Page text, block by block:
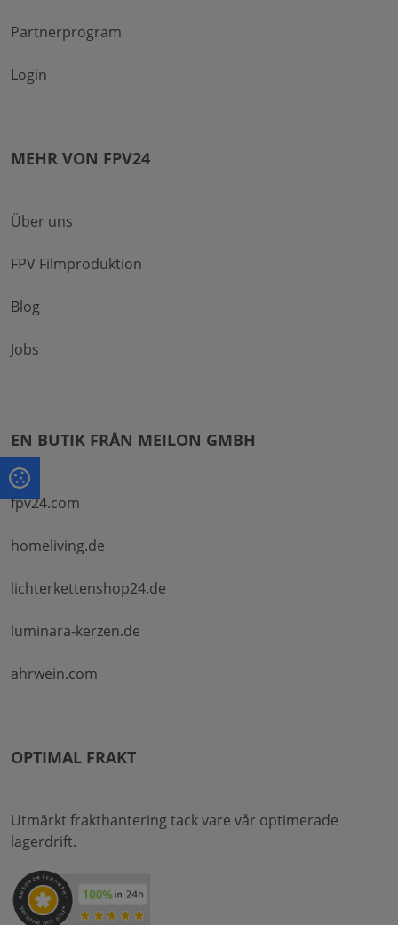
Partnerprogram
Login
MEHR VON FPV24
Über uns
FPV Filmproduktion
Blog
Jobs
EN BUTIK FRÅN MEILON GMBH
fpv24.com
homeliving.de
lichterkettenshop24.de
luminara-kerzen.de
ahrwein.com
OPTIMAL FRAKT
Utmärkt frakthantering tack vare vår optimerade
lagerdrift.